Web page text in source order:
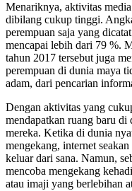
Menariknya, aktivitas
dibilang cukup tinggi.
perempuan saja yang
mencapai lebih dari 79 %.
tahun 2017 tersebut juga
perempuan di dunia maya
adam, dari pencarian
Dengan aktivitas yang
mendapatkan ruang baru
mereka. Ketika di dunia
mengekang, internet
keluar dari sana. Namun,
mencoba mengekang
atau imaji yang berlebihan